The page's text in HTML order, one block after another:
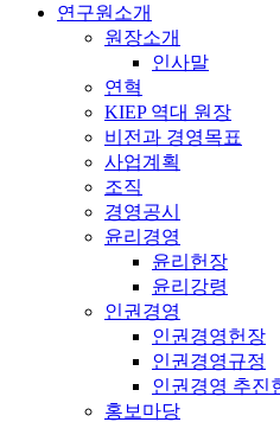
연구원소개
원장소개
인사말
연혁
KIEP 역대 원장
비전과 경영목표
사업계획
조직
경영공시
윤리경영
윤리헌장
윤리강령
인권경영
인권경영헌장
인권경영규정
인권경영 추진
홍보마당